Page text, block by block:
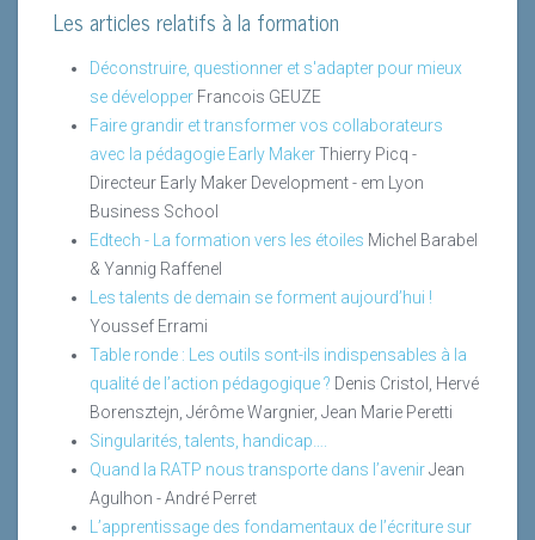
Les articles relatifs à la formation
Déconstruire, questionner et s'adapter pour mieux
se développer Francois GEUZE
Faire grandir et transformer vos collaborateurs
avec la pédagogie Early MakerThierry Picq -
Directeur Early Maker Development - em Lyon
Business School
Edtech - La formation vers les étoiles Michel Barabel
& Yannig Raffenel
Les talents de demain se forment aujourd’hui !
Youssef Errami
Table ronde : Les outils sont-ils indispensables à la
qualité de l’action pédagogique ? Denis Cristol, Hervé
Borensztejn, Jérôme Wargnier, Jean Marie Peretti
Singularités, talents, handicap….
Quand la RATP nous transporte dans l’avenirJean
Agulhon - André Perret
L’apprentissage des fondamentaux de l’écriture sur